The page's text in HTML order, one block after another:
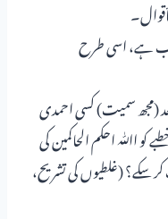
ہے، اسی طرح
(مجھ سمیت) کسی احمدی
کو اﷲ احکم الحاکمین کی
(غلطیوں کی تشریح،